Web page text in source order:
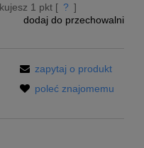
1 pkt [ ? ]
dodaj do przechowalni
zapytaj o produkt
poleć znajomemu